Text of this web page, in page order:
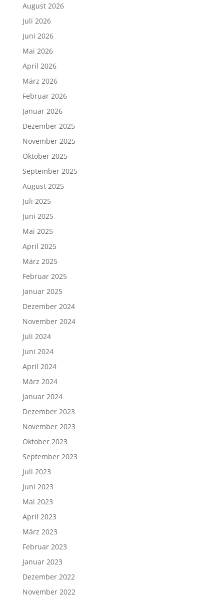
August 2026
Juli 2026
Juni 2026
Mai 2026
April 2026
März 2026
Februar 2026
Januar 2026
Dezember 2025
November 2025
Oktober 2025
September 2025
August 2025
Juli 2025
Juni 2025
Mai 2025
April 2025
März 2025
Februar 2025
Januar 2025
Dezember 2024
November 2024
Juli 2024
Juni 2024
April 2024
März 2024
Januar 2024
Dezember 2023
November 2023
Oktober 2023
September 2023
Juli 2023
Juni 2023
Mai 2023
April 2023
März 2023
Februar 2023
Januar 2023
Dezember 2022
November 2022